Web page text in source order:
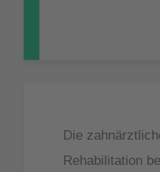
Die
Rehabilitation